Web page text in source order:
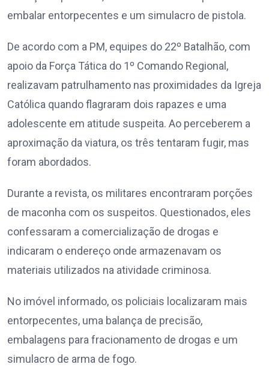
embalar entorpecentes e um simulacro de pistola.
De acordo com a PM, equipes do 22º Batalhão, com
apoio da Força Tática do 1º Comando Regional,
realizavam patrulhamento nas proximidades da Igreja
Católica quando flagraram dois rapazes e uma
adolescente em atitude suspeita. Ao perceberem a
aproximação da viatura, os três tentaram fugir, mas
foram abordados.
Durante a revista, os militares encontraram porções
de maconha com os suspeitos. Questionados, eles
confessaram a comercialização de drogas e
indicaram o endereço onde armazenavam os
materiais utilizados na atividade criminosa.
No imóvel informado, os policiais localizaram mais
entorpecentes, uma balança de precisão,
embalagens para fracionamento de drogas e um
simulacro de arma de fogo.